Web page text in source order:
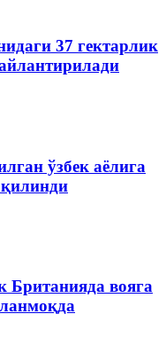
37 гектарлик
ўзбек аёлига
Британияда вояга